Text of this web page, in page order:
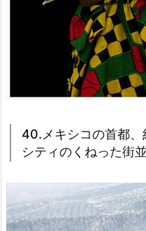
40.メキシコの首都
シティのくねった街